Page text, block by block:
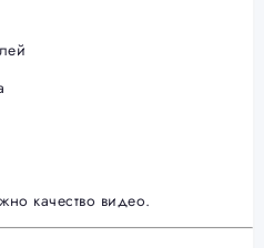
качество видео.